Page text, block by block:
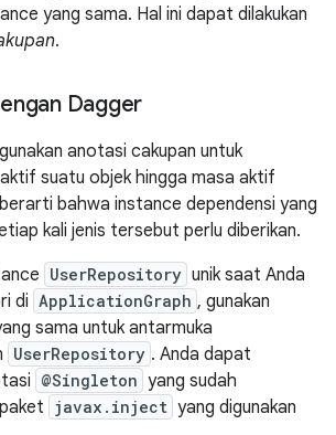
yang sama. Hal ini dapat dilakukan
.
Dagger
anotasi cakupan untuk
suatu objek hingga masa aktif
bahwa instance dependensi yang
kali jenis tersebut perlu diberikan.
UserRepository unik saat Anda
di ApplicationGraph , gunakan
sama untuk antarmuka
UserRepository . Anda dapat
@Singleton yang sudah
javax.inject yang digunakan